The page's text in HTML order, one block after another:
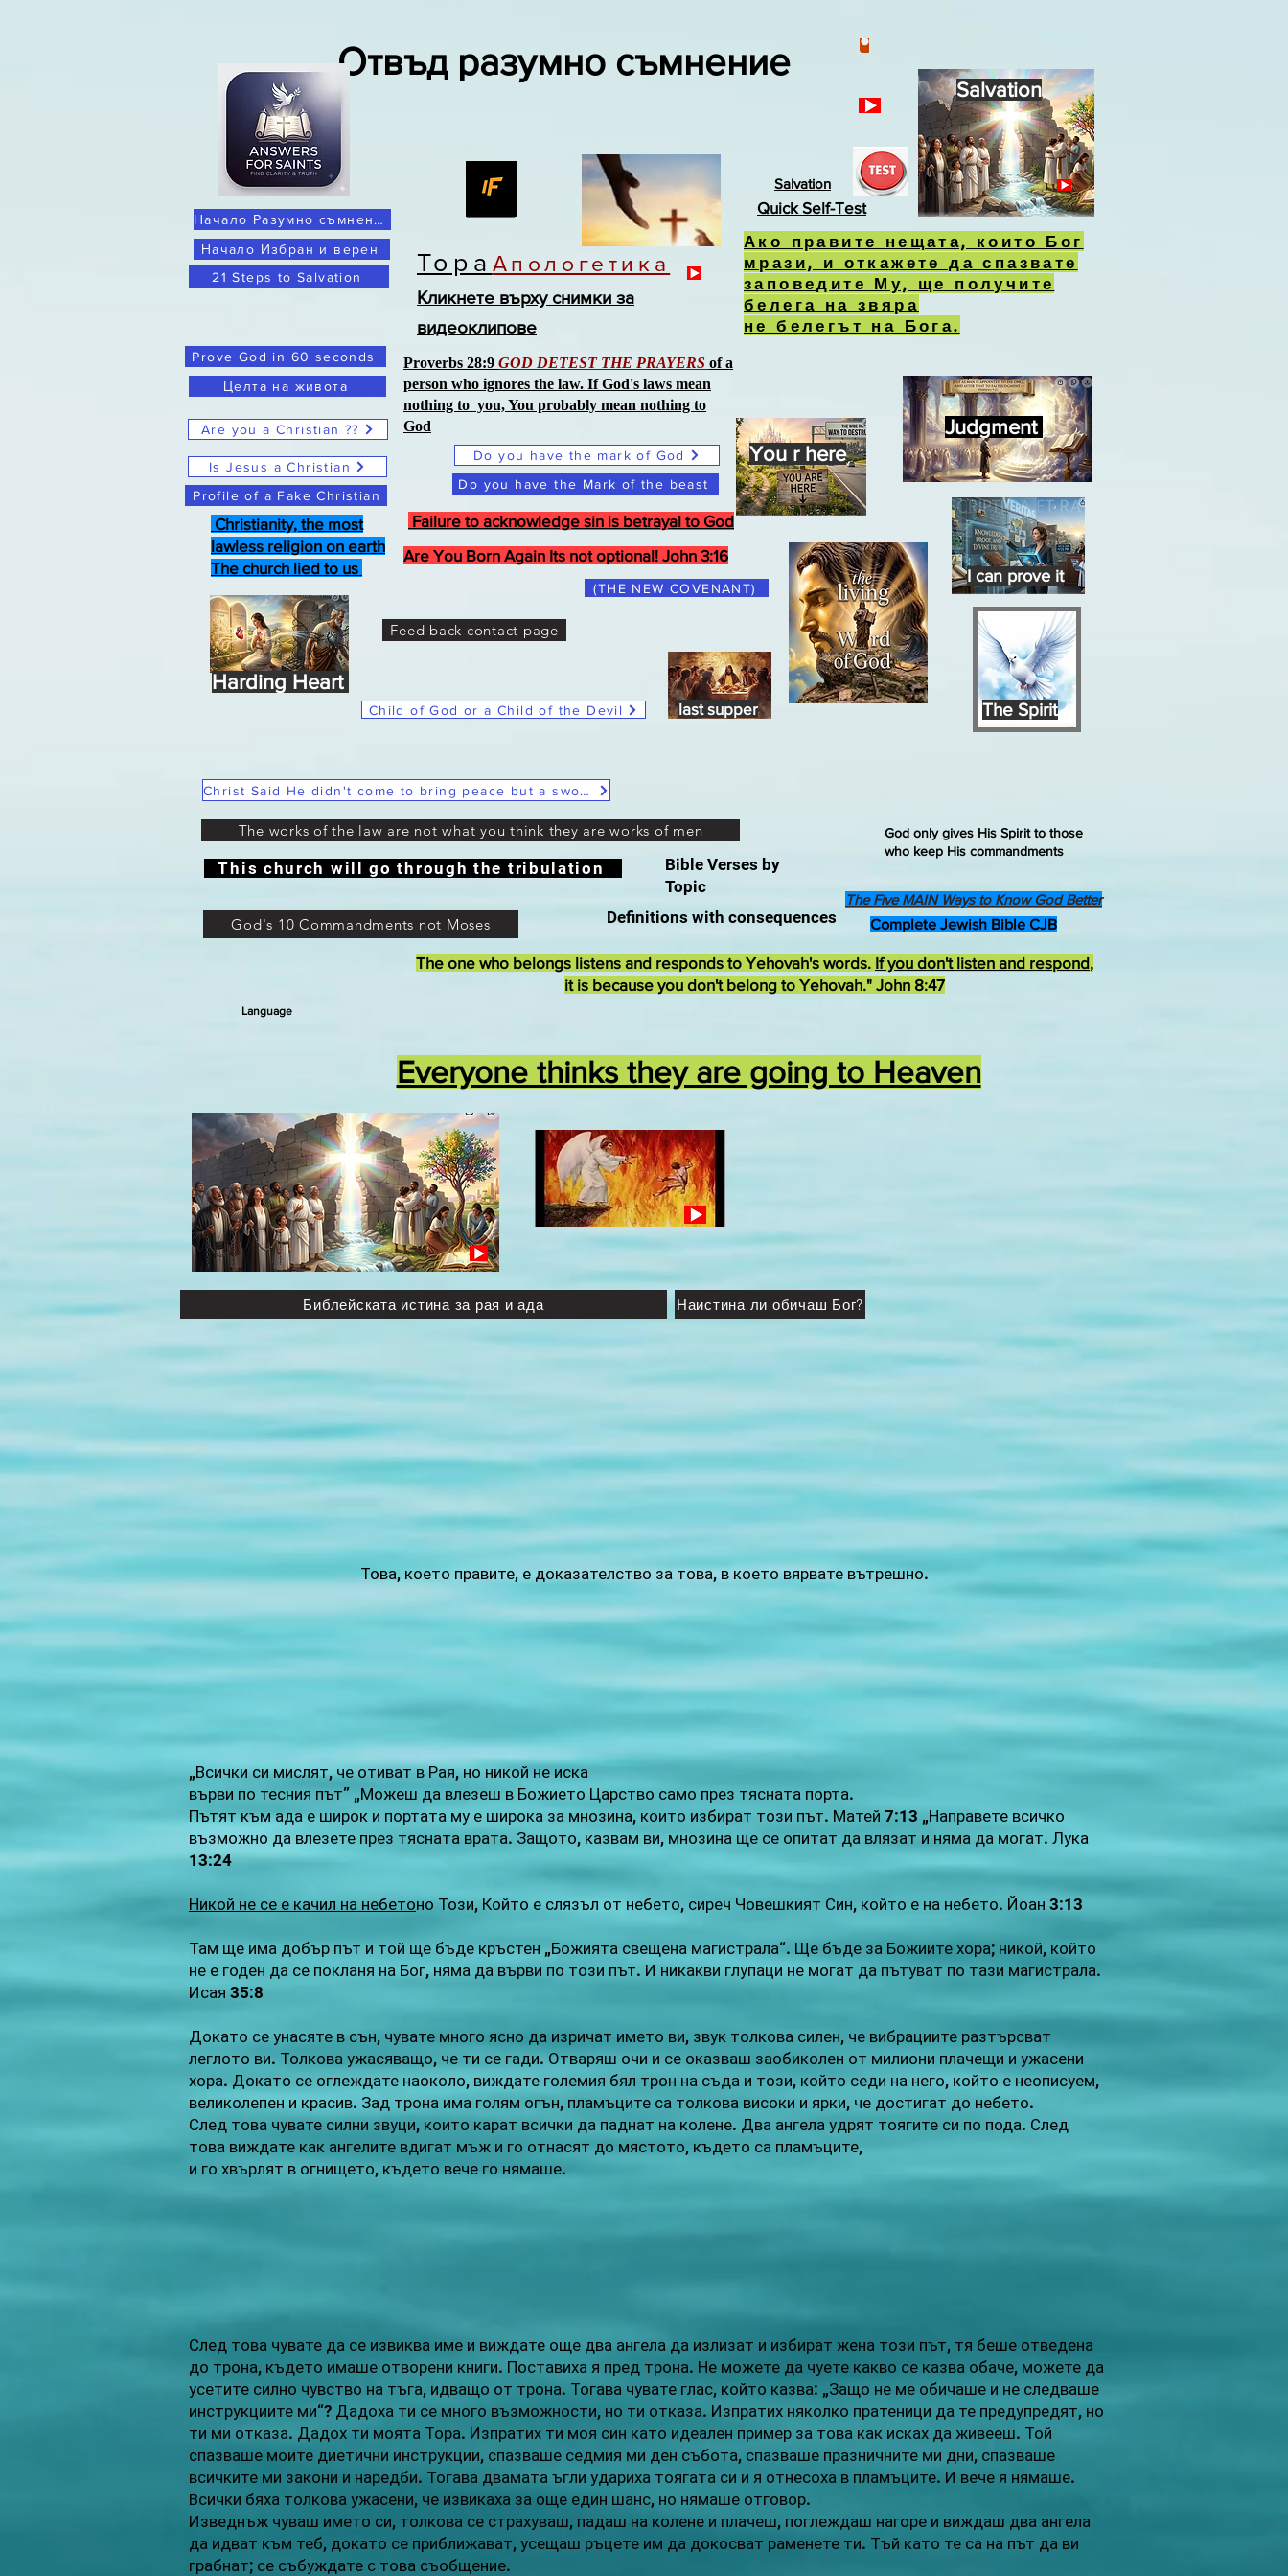
Отвъд разумно съмнение
Начало Разумно съмнение
Начало Избран и верен
21 Steps to Salvation
Prove God in 60 seconds
Тора Апологетика
Кликнете върху снимки за
видеоклипове
Proverbs 28:9 GOD DETEST THE PRAYERS of a
person who ignores the law. If God's laws mean
nothing to you, You probably mean nothing to
God
Ако правите нещата, които Бог
мрази, и откажете да спазвате
заповедите Му, ще получите
белега на звяра
не белегът на Бога.
Quick Self-Test
Salvation
Целта на живота
Are you a Christian ??
Is Jesus a Christian
Profile of a Fake Christian
Are You Born Again Its not optional! John 3:16
Do you have the mark of God
Do you have the Mark of the beast
Failure to acknowledge sin is betrayal to God
Child of God or a Child of the Devil
Christianity, the most
lawless religion on earth
The church lied to us
(THE NEW COVENANT)
Last Supper
Feed back contact page
Salvation
Judgment
You r here
Harding Heart
last supper The Spirit
I can prove it
Christ Said He didn't come to bring peace but a sword
God only gives His Spirit to those
who keep His commandments
The works of the law are not what you think they are works of men
This church will go through the tribulation
God's 10 Commandments not Moses Complete Jewish Bible CJB
Definitions with consequences
Bible Verses by
Topic
The Five MAIN Ways to Know God Better
The one who belongs listens and responds to Yehovah's words. If you don't listen and respond,
it is because you don't belong to Yehovah." John 8:47
Language
Everyone thinks they are going to Heaven
Библейската истина за рая и ада Наистина ли обичаш Бог?
Това, което правите, е доказателство за това, в което вярвате вътрешно.
„Всички си мислят, че отиват в Рая, но никой не иска
върви по тесния път” „Можеш да влезеш в Божието Царство само през тясната порта.
Пътят към ада е широк и портата му е широка за мнозина, които избират този път. Матей 7:13 „Направете всичко
възможно да влезете през тясната врата. Защото, казвам ви, мнозина ще се опитат да влязат и няма да могат. Лука
13:24
Никой не се е качил на небетоно Този, Който е слязъл от небето, сиреч Човешкият Син, който е на небето. Йоан 3:13
Там ще има добър път и той ще бъде кръстен „Божията свещена магистрала“. Ще бъде за Божиите хора; никой, който
не е годен да се покланя на Бог, няма да върви по този път. И никакви глупаци не могат да пътуват по тази магистрала.
Исая 35:8
Докато се унасяте в сън, чувате много ясно да изричат името ви, звук толкова силен, че вибрациите разтърсват
леглото ви. Толкова ужасяващо, че ти се гади. Отваряш очи и се оказваш заобиколен от милиони плачещи и ужасени
хора. Докато се оглеждате наоколо, виждате големия бял трон на съда и този, който седи на него, който е неописуем,
великолепен и красив. Зад трона има голям огън, пламъците са толкова високи и ярки, че достигат до небето.
След това чувате силни звуци, които карат всички да паднат на колене. Два ангела удрят тоягите си по пода. След
това виждате как ангелите вдигат мъж и го отнасят до мястото, където са пламъците,
и го хвърлят в огнището, където вече го нямаше.
След това чувате да се извиква име и виждате още два ангела да излизат и избират жена този път, тя беше отведена
до трона, където имаше отворени книги. Поставиха я пред трона. Не можете да чуете какво се казва обаче, можете да
усетите силно чувство на тъга, идващо от трона. Тогава чувате глас, който казва: „Защо не ме обичаше и не следваше
инструкциите ми“? Дадоха ти се много възможности, но ти отказа. Изпратих няколко пратеници да те предупредят, но
ти ми отказа. Дадох ти моята Тора. Изпратих ти моя син като идеален пример за това как исках да живееш. Той
спазваше моите диетични инструкции, спазваше седмия ми ден събота, спазваше празничните ми дни, спазваше
всичките ми закони и наредби. Тогава двамата ъгли удариха тоягата си и я отнесоха в пламъците. И вече я нямаше.
Всички бяха толкова ужасени, че извикаха за още един шанс, но нямаше отговор.
Изведнъж чуваш името си, толкова се страхуваш, падаш на колене и плачеш, поглеждаш нагоре и виждаш два ангела
да идват към теб, докато се приближават, усещаш ръцете им да докосват раменете ти. Тъй като те са на път да ви
грабнат; се събуждате с това съобщение.